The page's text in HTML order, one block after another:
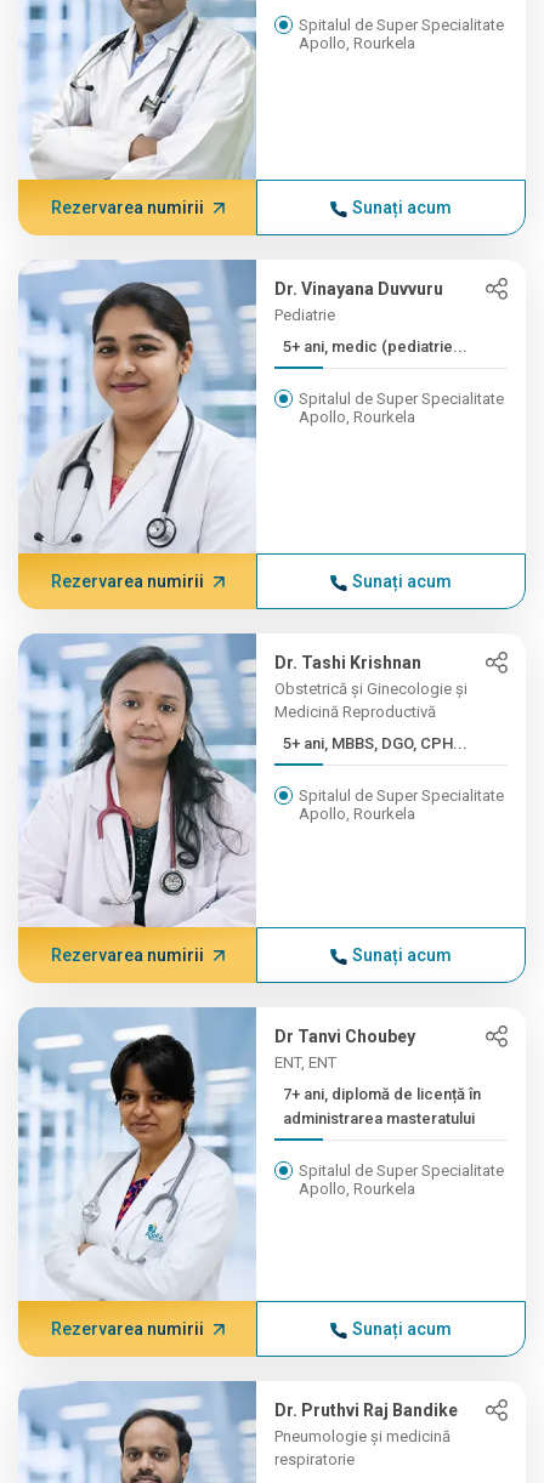
Spitalul de Super Specialitate
Apollo, Rourkela
Rezervarea numirii Sunați acum
Dr. Vinayana Duvvuru
Pediatrie
5+ ani, medic (pediatrie...
Spitalul de Super Specialitate
Apollo, Rourkela
Rezervarea numirii Sunați acum
Dr. Tashi Krishnan
Obstetrică și Ginecologie și
Medicină Reproductivă
5+ ani, MBBS, DGO, CPH...
Spitalul de Super Specialitate
Apollo, Rourkela
Rezervarea numirii Sunați acum
Dr Tanvi Choubey
ENT, ENT
7+ ani, diplomă de licență în
administrarea masteratului
Spitalul de Super Specialitate
Apollo, Rourkela
Rezervarea numirii Sunați acum
Dr. Pruthvi Raj Bandike
Pneumologie și medicină
respiratorie